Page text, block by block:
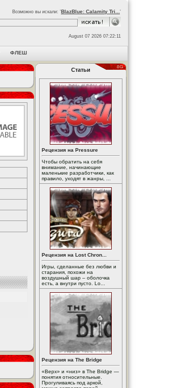
Возможно вы искали: 'BlazBlue: Calamity Tri... '
August 07 2026 07:22:11
ФЛЕШ
Статьи
Рецензия на Pressure
Чтобы обратить на себя
внимание, начинающие
маленькие разработчики, как
правило, уходят в жанры, ...
Рецензия на Lost Chron...
Игры, сделанные без любви и
старания, похожи на
воздушный шар – оболочка
есть, а внутри пусто. Lo...
Рецензия на The Bridge
«Верх» и «низ» в The Bridge —
понятия относительные.
Прогуливаясь под аркой,